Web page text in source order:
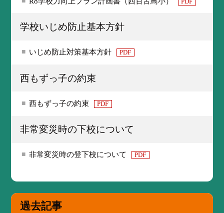
学校いじめ防止基本方針
いじめ防止対策基本方針 PDF
西もずっ子の約束
西もずっ子の約束 PDF
非常変災時の下校について
非常変災時の登下校について PDF
過去記事